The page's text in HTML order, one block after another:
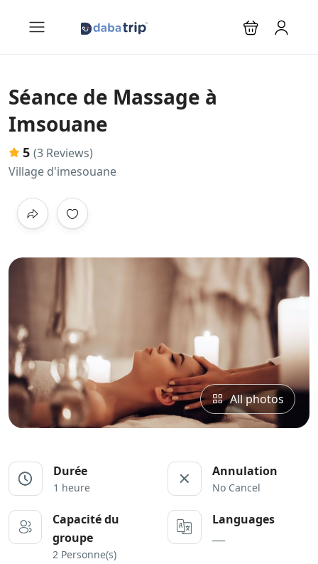
Séance de Massage à
Imsouane
5 (3 Reviews)
Village d'imesouane
All photos
Durée
1 heure
Annulation
No Cancel
Capacité du
groupe
2 Personne(s)
Languages